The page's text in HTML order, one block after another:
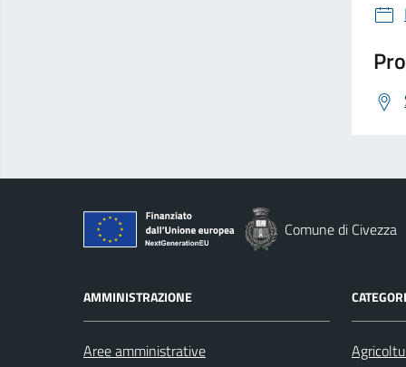
Comune di Civezza
AMMINISTRAZIONE
Aree amministrative